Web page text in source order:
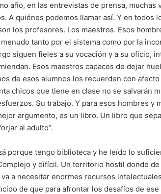
año, en las entrevistas de prensa,
A quiénes podemos llamar así. Y en todos
los profesores. Los maestros. Esos
tanto por el sistema como por la
siguen fieles a su vocación y a su oficio,
Esos maestros capaces de dejar
de esos alumnos los recuerden con
chicos que tiene en clase no se salvarán
Su trabajo. Y para esos hombres y
argumento, es un libro. Un libro que
al adulto”.
porque tengo biblioteca y he leído lo
y difícil. Un territorio hostil donde
a necesitar enormes recursos
de que para afrontar los desafíos de